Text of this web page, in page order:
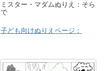
ミスター・マダムぬりえ：そら
で
子ども向けぬりえページ：